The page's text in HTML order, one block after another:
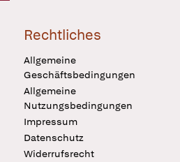
Rechtliches
Allgemeine
Geschäftsbedingungen
Allgemeine
Nutzungsbedingungen
Impressum
Datenschutz
Widerrufsrecht